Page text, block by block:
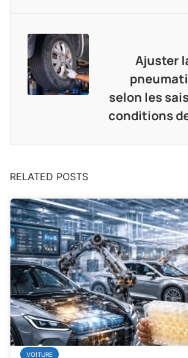
Ajuster
selon les
conditions
RELATED POSTS
VOITURE